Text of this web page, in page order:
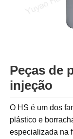
Peças de
injeção
O HS é um dos
plástico e
especializada na